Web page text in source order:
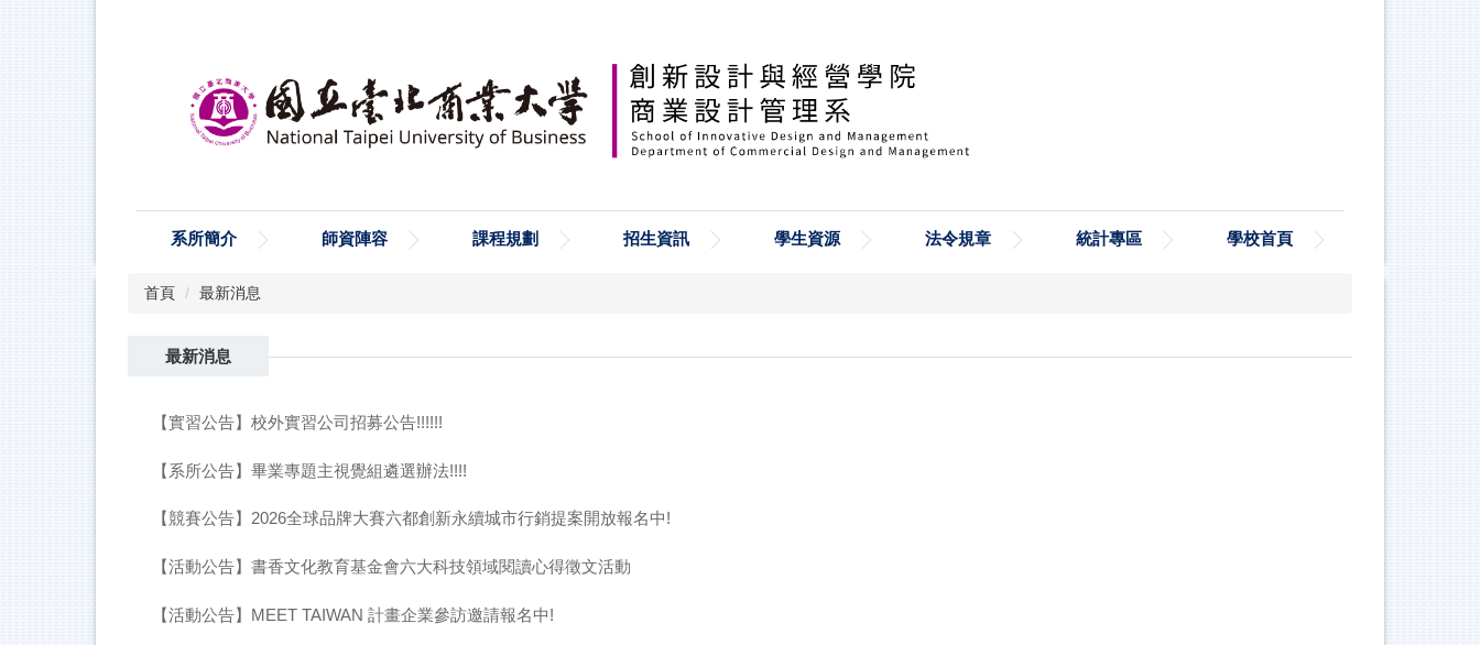
系所簡介 師資陣容 課程規劃 招生資訊 學生資源 法令規章 統計專區 學校首頁
首頁 最新消息
最新消息
【實習公告】校外實習公司招募公告!!!!!!
【系所公告】畢業專題主視覺組遴選辦法!!!!
【競賽公告】2026全球品牌大賽六都創新永續城市行銷提案開放報名中!
【活動公告】書香文化教育基金會六大科技領域閱讀心得徵文活動
【活動公告】MEET TAIWAN 計畫企業參訪邀請報名中!